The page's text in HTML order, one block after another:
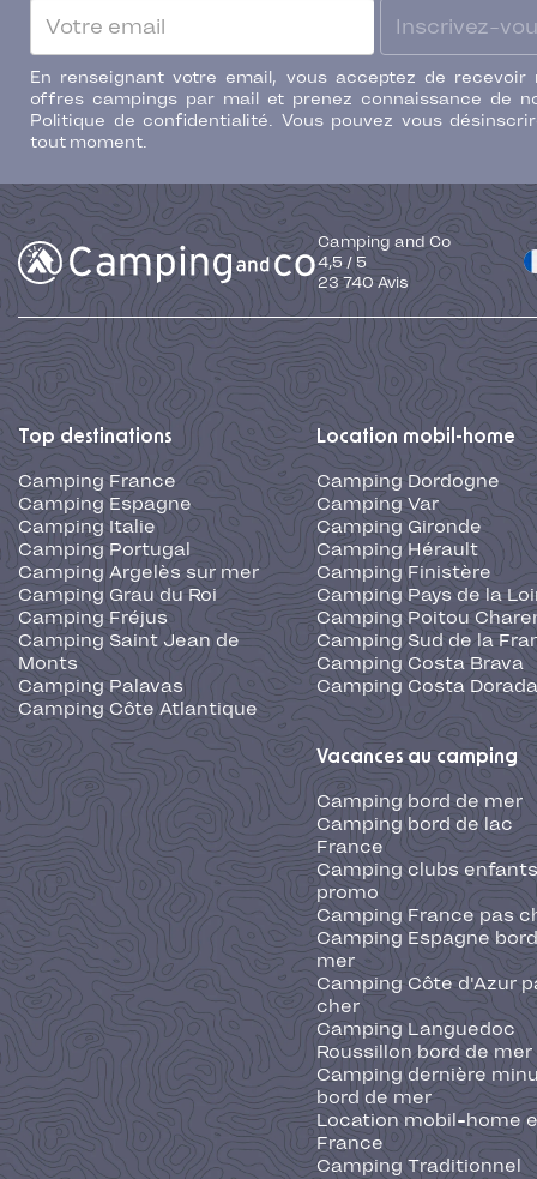
Inscrivez-
En renseignant votre email, vous acceptez de recevoir
offres campings par mail et prenez connaissance de
Politique de confidentialité. Vous pouvez vous
tout moment.
Camping and Co
4,5 / 5
23 740 Avis
Top destinations
Camping France
Camping Espagne
Camping Italie
Camping Portugal
Camping Argelès sur mer
Camping Grau du Roi
Camping Fréjus
Camping Saint Jean de
Monts
Camping Palavas
Camping Côte Atlantique
Location mobil-home
Camping Dordogne
Camping Var
Camping Gironde
Camping Hérault
Camping Finistère
Camping Pays de la
Camping Poitou
Camping Sud de la
Camping Costa Brava
Camping Costa Dorada
Vacances au camping
Camping bord de mer
Camping bord de lac
France
Camping clubs
promo
Camping France pas
Camping Espagne
mer
Camping Côte d'Azur
cher
Camping Languedoc
Roussillon bord de mer
Camping dernière
bord de mer
Location mobil-home
France
Camping Traditionnel